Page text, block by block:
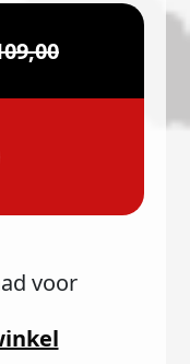
voor